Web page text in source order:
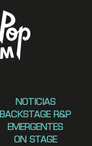
NOTICIAS
BACKSTAGE R&P
EMERGENTES
ON STAGE